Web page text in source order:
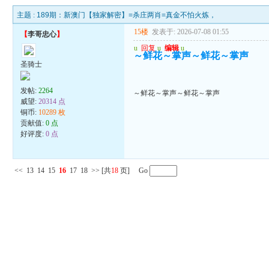
主题 : 189期：新澳门【独家解密】=杀庄两肖=真金不怕火炼，
【李哥忠心】
圣骑士
发帖:2264
威望:20314 点
铜币: 10289 枚
贡献值:0 点
好评度:0 点
15楼 发表于: 2026-07-08 01:55
u 回复 u 编辑 u
～鲜花～掌声～鲜花～掌声
～鲜花～掌声～鲜花～掌声
<< 13 14 15 16 17 18 >> [共18 页] Go